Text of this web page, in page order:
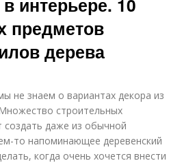
предметов
дерева
не знаем о вариантах декора из
строительных
даже из обычной
то напоминающее деревенский
когда очень хочется внести